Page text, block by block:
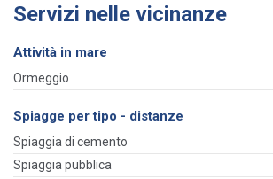
Servizi nelle vicinanze
Attività in mare
Ormeggio
Spiagge per tipo - distanze
Spiaggia di cemento
Spiaggia pubblica